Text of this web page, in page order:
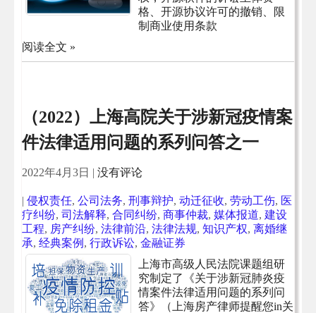
格、开源协议许可的撤销、限
制商业使用条款
阅读全文 »
（2022）上海高院关于涉新冠疫情案
件法律适用问题的系列问答之一
2022年4月3日 | 没有评论
| 侵权责任, 公司法务, 刑事辩护, 动迁征收, 劳动工伤, 医
疗纠纷, 司法解释, 合同纠纷, 商事仲裁, 媒体报道, 建设
工程, 房产纠纷, 法律前沿, 法律法规, 知识产权, 离婚继
承, 经典案例 , 行政诉讼, 金融证券
上海市高级人民法院课题组研
究制定了《关于涉新冠肺炎疫
情案件法律适用问题的系列问
答》（上海房产律师提醒您in关